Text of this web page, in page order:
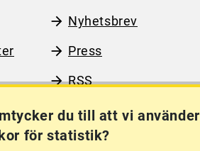
du till att vi använder
för statistik?
Nyhetsbrev
Press
RSS
Kakor (cookies)